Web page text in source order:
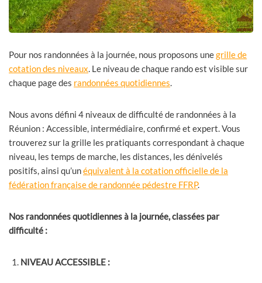
Pour nos randonnées à la journée, nous proposons unegrille de
cotation des niveaux. Le niveau de chaque rando est visible sur
chaque page des randonnées quotidiennes.
Nous avons défini 4 niveaux de difficulté de randonnées à la
Réunion : Accessible, intermédiaire, confirmé et expert. Vous
trouverez sur la grille les pratiquants correspondant à chaque
niveau, les temps de marche, les distances, les dénivelés
positifs, ainsi qu’unéquivalent à la cotation officielle de la
fédération française de randonnée pédestre FFRP.
Nos randonnées quotidiennes à la journée, classées par
difficulté :
NIVEAU ACCESSIBLE :